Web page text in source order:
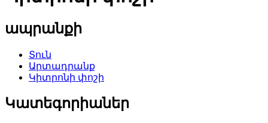
ապրանքի
Տուն
Արտադրանք
Կիտրոնի փոշի
Կատեգորիաներ